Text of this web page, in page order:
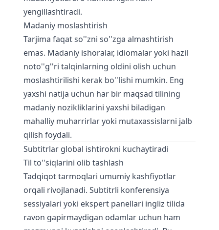
yengillashtiradi.
Madaniy moslashtirish
Tarjima faqat so''zni so''zga almashtirish
emas. Madaniy ishoralar, idiomalar yoki hazil
noto''g''ri talqinlarning oldini olish uchun
moslashtirilishi kerak bo''lishi mumkin. Eng
yaxshi natija uchun har bir maqsad tilining
madaniy nozikliklarini yaxshi biladigan
mahalliy muharrirlar yoki mutaxassislarni jalb
qilish foydali.
Subtitrlar global ishtirokni kuchaytiradi
Til to''siqlarini olib tashlash
Tadqiqot tarmoqlari umumiy kashfiyotlar
orqali rivojlanadi. Subtitrli konferensiya
sessiyalari yoki ekspert panellari ingliz tilida
ravon gapirmaydigan odamlar uchun ham